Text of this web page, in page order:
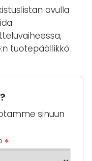
avulla
tuotepäällikkö.
sinuun
*